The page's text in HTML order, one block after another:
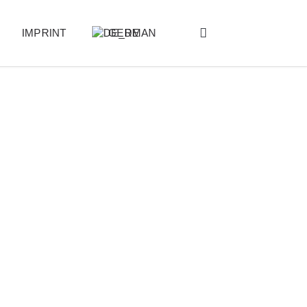
IMPRINT GERMAN